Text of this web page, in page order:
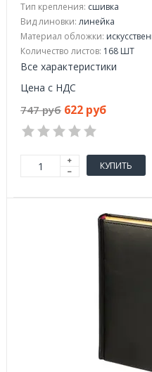
Тип крепления: сшивка
Вид линовки: линейка
Материал обложки:
Количество листов: 168 ШТ
Все характеристики
Цена с НДС
747 руб 622 руб
КУПИТЬ